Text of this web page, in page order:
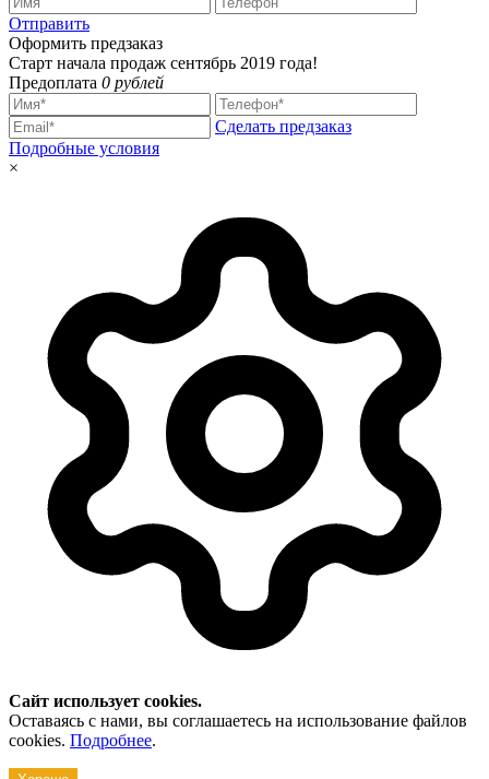
Отправить
Оформить предзаказ
Старт начала продаж сентябрь 2019 года!
Предоплата 0 рублей
Сделать предзаказ
Подробные условия
×
Сайт использует cookies.
Оставаясь с нами, вы соглашаетесь на использование файлов
cookies. Подробнее.